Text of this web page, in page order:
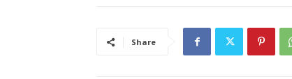
Share